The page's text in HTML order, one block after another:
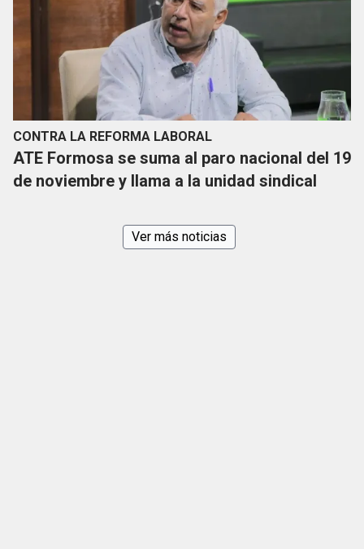
CONTRA LA REFORMA LABORAL
ATE Formosa se suma al paro nacional del 19
de noviembre y llama a la unidad sindical
Ver más noticias